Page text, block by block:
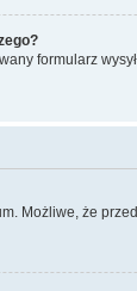
formularz
Możliwe, że